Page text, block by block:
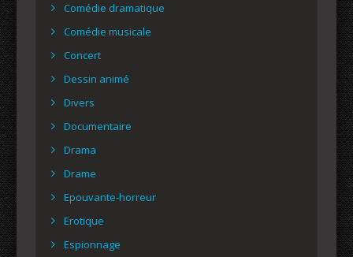
Comédie dramatique
Comédie musicale
Concert
Dessin animé
Divers
Documentaire
Drama
Drame
Epouvante-horreur
Erotique
Espionnage